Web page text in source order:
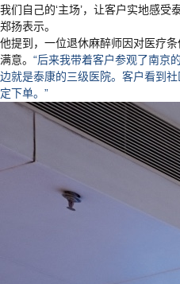
我们自己的‘主场’，让客户实地感受
郑扬表示。
他提到，一位退休麻醉师因对医疗
满意。 “后来我带着客户参观了南京
边就是泰康的三级医院。客户看到
定下单。”